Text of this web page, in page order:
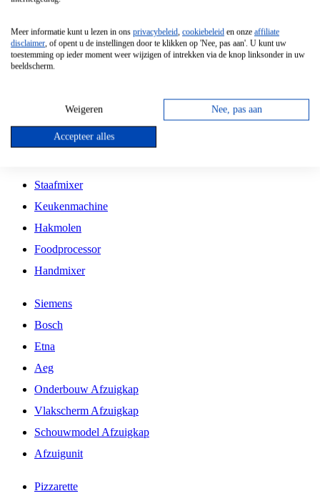
Vrijstaande Magnetron
Vrijstaande Kookplaat
Inbouw Gaskookplaat
Inbouw Keramische Kookplaat
Kookplaat Accessoires
Staafmixer
Keukenmachine
Hakmolen
Foodprocessor
Handmixer
Siemens
Bosch
Etna
Aeg
Onderbouw Afzuigkap
Vlakscherm Afzuigkap
Schouwmodel Afzuigkap
Afzuigunit
Pizzarette
Meer informatie kunt u lezen in ons privacybeleid, cookiebeleid en onze affiliate
disclaimer, of opent u de instellingen door te klikken op 'Nee, pas aan'. U kunt uw
toestemming op ieder moment weer wijzigen of intrekken via de knop linksonder in uw
beeldscherm.
Weigeren Nee, pas aan
Accepteer alles